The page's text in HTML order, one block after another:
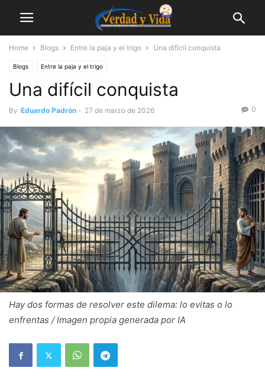
Home Blogs Entre la paja y el trigo Una difícil conquista
Blogs Entre la paja y el trigo
Una difícil conquista
By Eduardo Padrón - 27 de marzo de 2026 0
Hay dos formas de resolver este dilema: lo evitas o lo
enfrentas / Imagen propia generada por IA